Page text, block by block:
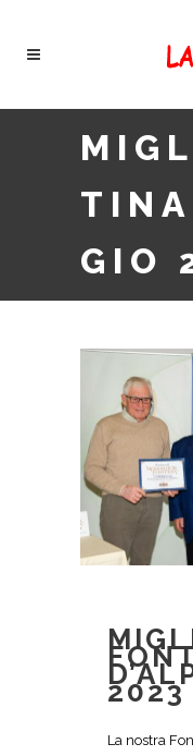
TINA
GIO
2023
La nostra